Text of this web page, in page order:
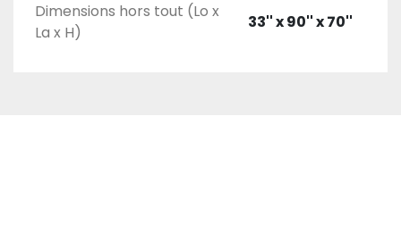
Dimensions hors tout (Lo x
La x H)
33'' x 90'' x 70''